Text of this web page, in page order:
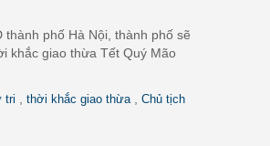
phố Hà Nội, thành phố sẽ
khắc giao thừa Tết Quý Mão
tri thời khắc giao thừa
Chủ tịch